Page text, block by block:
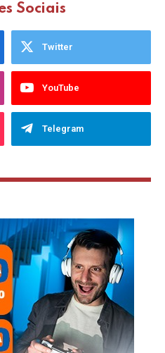
Sociais
Twitter
YouTube
Telegram